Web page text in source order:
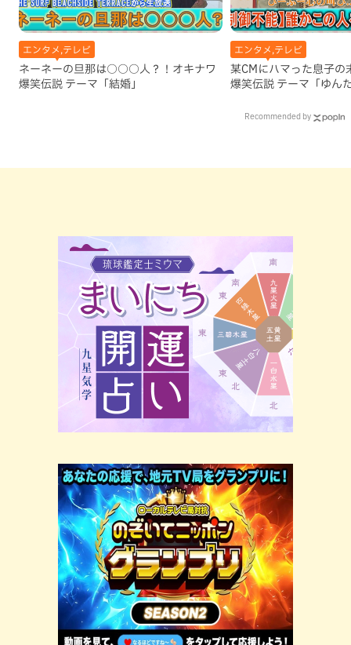
エンタメ,テレビ
ネーネーの旦那は○○○人？！オキナワ
爆笑伝説 テーマ「結婚」
エンタメ,テレビ
某CMにハマった息子
爆笑伝説 テーマ「ゆん
Recommended by